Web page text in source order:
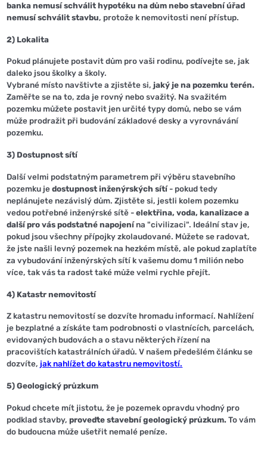
banka nemusí schválit hypotéku na dům nebo stavební úřad
nemusí schválit stavbu, protože k nemovitosti není přístup.
2) Lokalita
Pokud plánujete postavit dům pro vaši rodinu, podívejte se, jak
daleko jsou školky a školy.
Vybrané místo navštivte a zjistěte si, jaký je na pozemku terén.
Zaměřte se na to, zda je rovný nebo svažitý. Na svažitém
pozemku můžete postavit jen určité typy domů, nebo se vám
může prodražit při budování základové desky a vyrovnávání
pozemku.
3) Dostupnost sítí
Další velmi podstatným parametrem při výběru stavebního
pozemku jedostupnost inženýrských sítí- pokud tedy
neplánujete nezávislý dům. Zjistěte si, jestli kolem pozemku
vedou potřebné inženýrské sítě -elektřina, voda, kanalizace a
další pro vás podstatné napojenína "civilizaci". Ideální stav je,
pokud jsou všechny přípojky zkolaudované. Můžete se radovat,
že jste našli levný pozemek na hezkém místě, ale pokud zaplatíte
za vybudování inženýrských sítí k vašemu domu 1 milión nebo
více, tak vás ta radost také může velmi rychle přejít.
4) Katastr nemovitostí
Z katastru nemovitostí se dozvíte hromadu informací. Nahlížení
je bezplatné a získáte tam podrobnosti o vlastnících, parcelách,
evidovaných budovách a o stavu některých řízení na
pracovištích katastrálních úřadů. V našem předešlém článku se
dozvíte, jak nahlížet do katastru nemovitostí.
5) Geologický průzkum
Pokud chcete mít jistotu, že je pozemek opravdu vhodný pro
podklad stavby,proveďte stavební geologický průzkum. To vám
do budoucna může ušetřit nemalé peníze.